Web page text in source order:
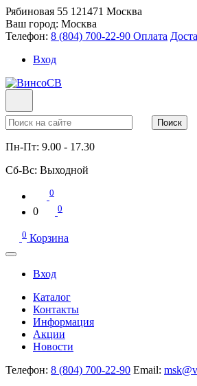
Рябиновая 55 121471 Москва
Ваш город: Москва
Телефон: 8 (804) 700-22-90 Оплата
Вход
Поиск
Пн-Пт: 9.00 - 17.30
Сб-Вс: Выходной
0
0 0
0 Корзина
Вход
Каталог
Контакты
Информация
Акции
Новости
Телефон: 8 (804) 700-22-90 Email: